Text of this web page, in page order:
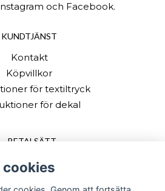
och Facebook.
KUNDTJÄNST
Kontakt
Köpvillkor
för textiltryck
för dekal
BETALSÄTT
cookies